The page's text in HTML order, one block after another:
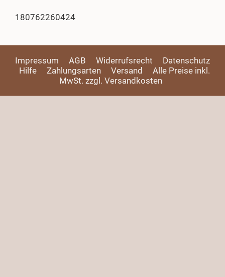
180762260424
Impressum AGB Widerrufsrecht
Datenschutz
Hilfe
Zahlungsarten Versand
Alle Preise inkl.
MwSt. zzgl. Versandkosten